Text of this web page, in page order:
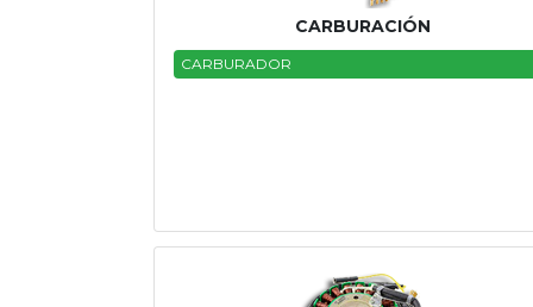
Formulario
CARBURACIÓN
CARBURADOR